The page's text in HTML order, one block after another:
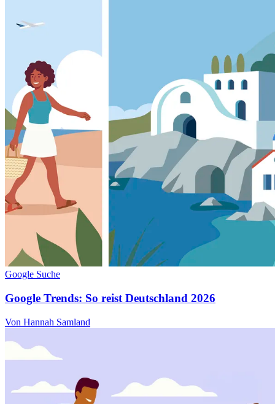
Google Suche
Google Trends: So reist Deutschland 2026
Von Hannah Samland